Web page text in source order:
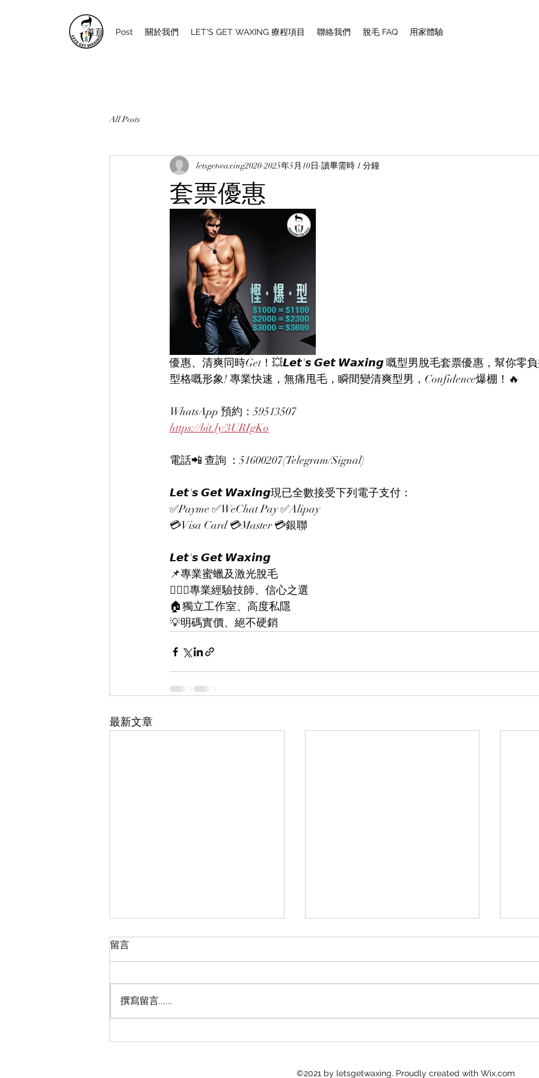
首頁 Post 關於我們 LET'S GET WAXING 療程項目 聯絡我們 脫毛 FAQ 用家體驗
All Posts
套票優惠
letsgetwaxing2020 2025年5月10日 讀畢需時 1 分鐘
優惠、清爽同時Get！💥𝙇𝙚𝙩'𝙨 𝙂𝙚𝙩 𝙒𝙖𝙭𝙞𝙣𝙜 嘅型男脫毛套票優惠，幫你零負
型格嘅形象! 專業快速，無痛甩毛，瞬間變清爽型男，Confidence爆棚！🔥
WhatsApp 預約：59513507
https://bit.ly/3URIgKo
電話📲 查詢 ：51600207(Telegram/Signal)
𝙇𝙚𝙩'𝙨 𝙂𝙚𝙩 𝙒𝙖𝙭𝙞𝙣𝙜現已全數接受下列電子支付：
✅Payme ✅WeChat Pay ✅Alipay
💳Visa Card 💳Master 💳銀聯
𝙇𝙚𝙩'𝙨 𝙂𝙚𝙩 𝙒𝙖𝙭𝙞𝙣𝙜
📌專業蜜蠟及激光脫毛
👨🏻‍⚕專業經驗技師、信心之選
🏠獨立工作室、高度私隱
💡明碼實價、絕不硬銷
最新文章
皇牌蜜蠟脫毛 顧客意見 8月
留言
撰寫留言......
©2021 by letsgetwaxing. Proudly created with Wix.com